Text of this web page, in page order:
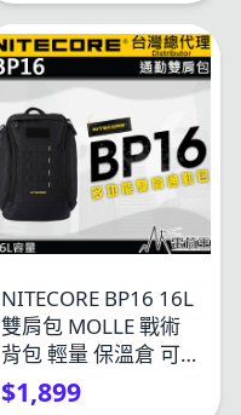
NITECORE BP16 16L
雙肩包 MOLLE 戰術
背包 輕量 保溫倉 可
放14吋筆電
$1,899